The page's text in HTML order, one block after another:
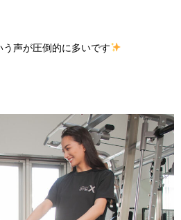
う声が圧倒的に多いです